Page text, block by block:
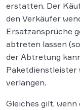
erstatten. Der
den Verkäufer
Ersatzansprüche
abtreten lassen
der Abtretung
Paketdienstleister
verlangen.
Gleiches gilt,